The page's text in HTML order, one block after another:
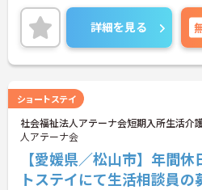
詳細を見る
ショートステイ
社会福祉法人アテーナ会短期入所生活介
人アテーナ会
【愛媛県／松山市】年間
トステイにて生活相談員の